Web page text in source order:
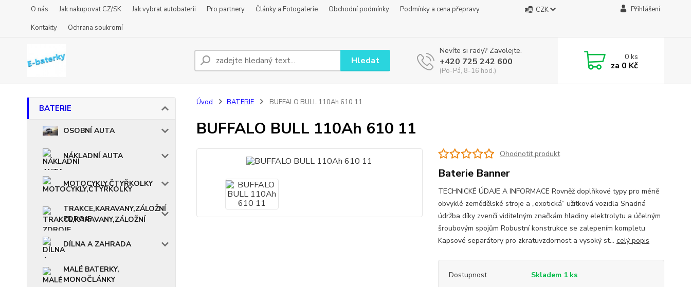
O nás Jak nakupovat CZ/SK Jak vybrat autobaterii Pro partnery Články a Fotogalerie Obchodní podmínky
Podmínky a cena přepravy
Kontakty
Ochrana soukromí
CZK Přihlášení
Hledat
Nevíte si rady? Zavolejte.
+420 725 242 600
(Po-Pá, 8-16 hod.)
0ks
za 0 Kč
BATERIE
OSOBNÍ AUTA
NÁKLADNÍ AUTA
MOTOCYKLY,ČTYŘKOLKY
TRAKCE,KARAVANY,ZÁLOŽNÍ
ZDROJE
DÍLNA A ZAHRADA
MALÉ BATERKY,
MONOČLÁNKY
Úvod BATERIE BUFFALO BULL 110Ah 610 11
BUFFALO BULL 110Ah 610 11
Ohodnotit produkt
Baterie Banner
TECHNICKÉ ÚDAJE A INFORMACE Rovněž doplňkové typy pro méně
obvyklé zemědělské stroje a „exotická“ užitková vozidla Snadná
údržba díky zvenčí viditelným značkám hladiny elektrolytu a účelným
šroubovým spojům Robustní konstrukce se zalepením kompletu
Kapsové separátory pro zkratuvzdornost a vysoký st... celý popis
Dostupnost Skladem 1 ks